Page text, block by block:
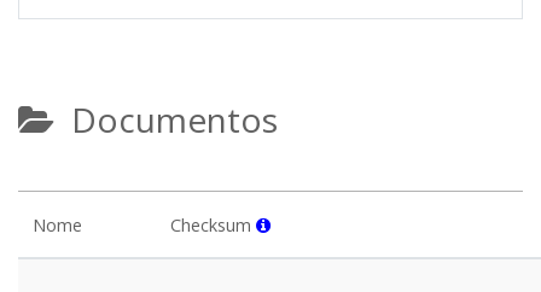
Documentos
Nome Checksum